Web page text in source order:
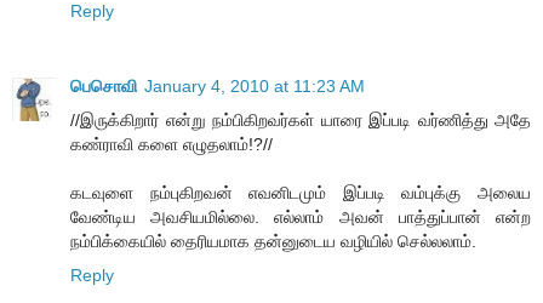
Reply
பெசொவி January 4, 2010 at 11:23 AM
//இருக்கிறார் என்று நம்பிகிறவர்கள் யாரை இப்படி வர்ணித்து அதே
கண்ராவி களை எழுதலாம்!?//
கடவுளை நம்புகிறவன் எவனிடமும் இப்படி வம்புக்கு அலைய
வேண்டிய அவசியமில்லை. எல்லாம் அவன் பாத்துப்பான் என்ற
நம்பிக்கையில் தைரியமாக தன்னுடைய வழியில் செல்லலாம்.
Reply